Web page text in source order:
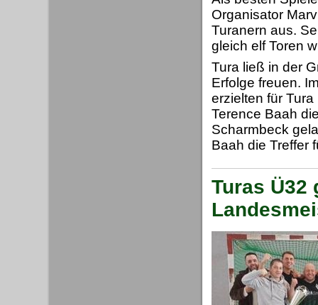
Organisator
Turanern aus.
gleich elf Toren
Tura ließ in der
Erfolge freuen.
erzielten für
Terence Baah
Scharmbeck
Baah die Treffer
Turas Ü32